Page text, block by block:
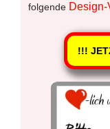
folgende
!!!